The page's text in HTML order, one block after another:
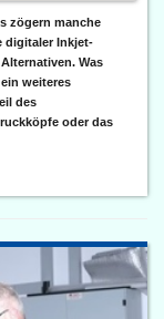
zögern manche
digitaler Inkjet-
Was
weiteres
des
oder das